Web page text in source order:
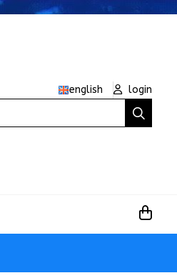
english
login